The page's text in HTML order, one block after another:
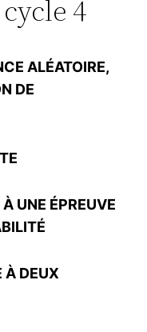
4
ALÉATOIRE,
DE
UNE ÉPREUVE
À DEUX